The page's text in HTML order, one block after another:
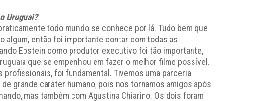
Uruguai?
todo mundo se conhece por lá. Tudo bem que
algum, então foi importante contar com todas as
Epstein como produtor executivo foi tão importante,
que se empenhou em fazer o melhor filme possível.
foi fundamental. Tivemos uma parceria
grande caráter humano, pois nos tornamos amigos após
mas também com Agustina Chiarino. Os dois foram